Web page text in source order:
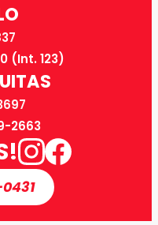
(Int. 123)
2663